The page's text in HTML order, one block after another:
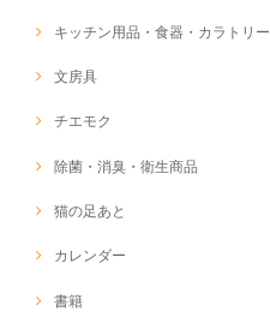
キッチン用品・食器・カラトリー
文房具
チエモク
除菌・消臭・衛生商品
猫の足あと
カレンダー
書籍